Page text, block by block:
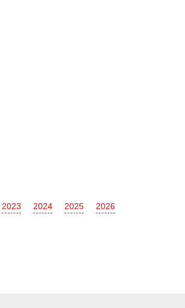
2023 2024 2025 2026